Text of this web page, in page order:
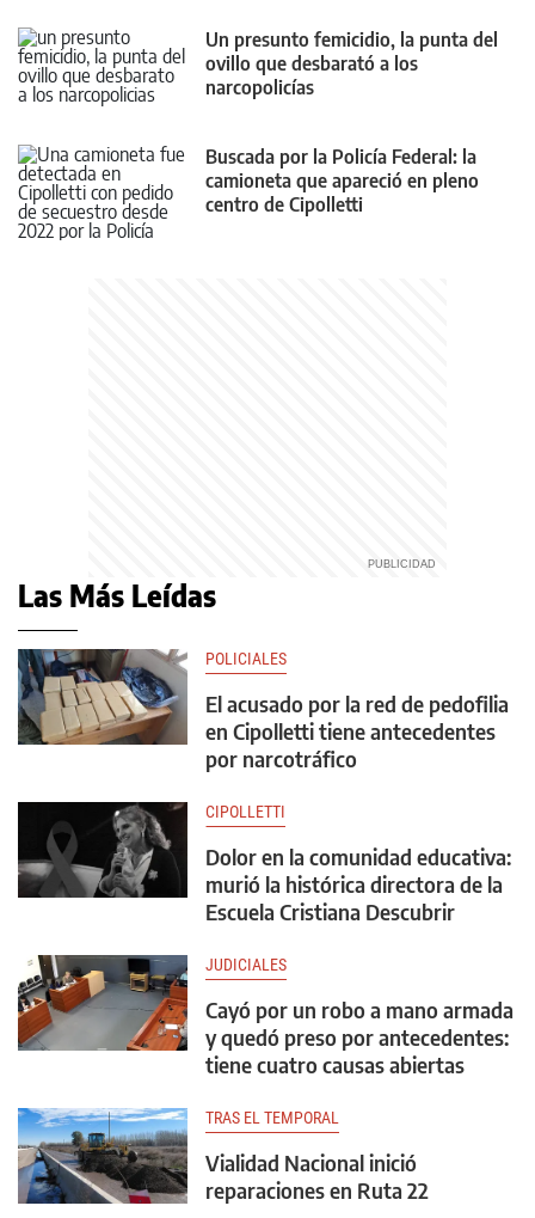
Un presunto femicidio, la punta del
ovillo que desbarató a los
narcopolicías
Buscada por la Policía Federal: la
camioneta que apareció en pleno
centro de Cipolletti
Las Más Leídas
POLICIALES
El acusado por la red de pedofilia
en Cipolletti tiene antecedentes
por narcotráfico
CIPOLLETTI
Dolor en la comunidad educativa:
murió la histórica directora de la
Escuela Cristiana Descubrir
JUDICIALES
Cayó por un robo a mano armada
y quedó preso por antecedentes:
tiene cuatro causas abiertas
TRAS EL TEMPORAL
Vialidad Nacional inició
reparaciones en Ruta 22